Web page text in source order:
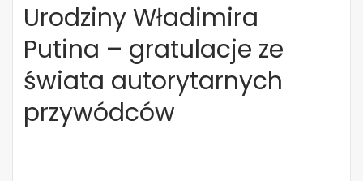
Urodziny Władimira
Putina – gratulacje ze
świata autorytarnych
przywódców